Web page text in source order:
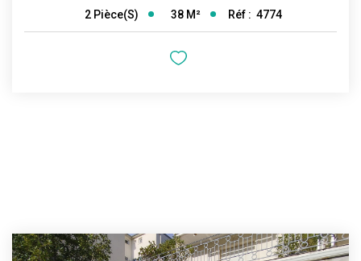
2 Pièce(s) 38 M² Réf : 4774